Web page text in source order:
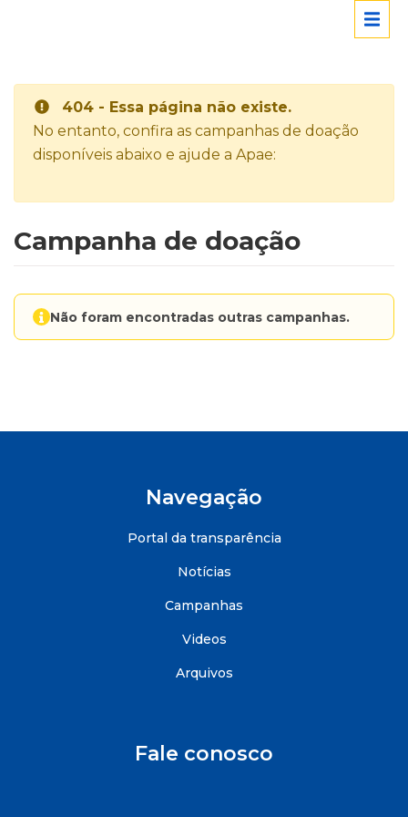
404 - Essa página não existe.
No entanto, confira as campanhas de doação
disponíveis abaixo e ajude a Apae:
Campanha de doação
Não foram encontradas outras campanhas.
Navegação
Portal da transparência
Notícias
Campanhas
Videos
Arquivos
Fale conosco